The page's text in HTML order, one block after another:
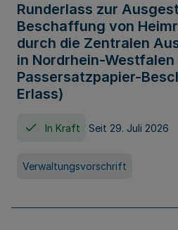
Runderlass zur
Beschaffung von
durch die Zentralen
in Nordrhein-Westfalen
Passersatzpapier-
Erlass)
In Kraft Seit 29. Juli 2026
Verwaltungsvorschrift